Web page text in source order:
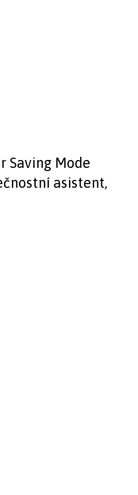
Saving Mode
asistent,